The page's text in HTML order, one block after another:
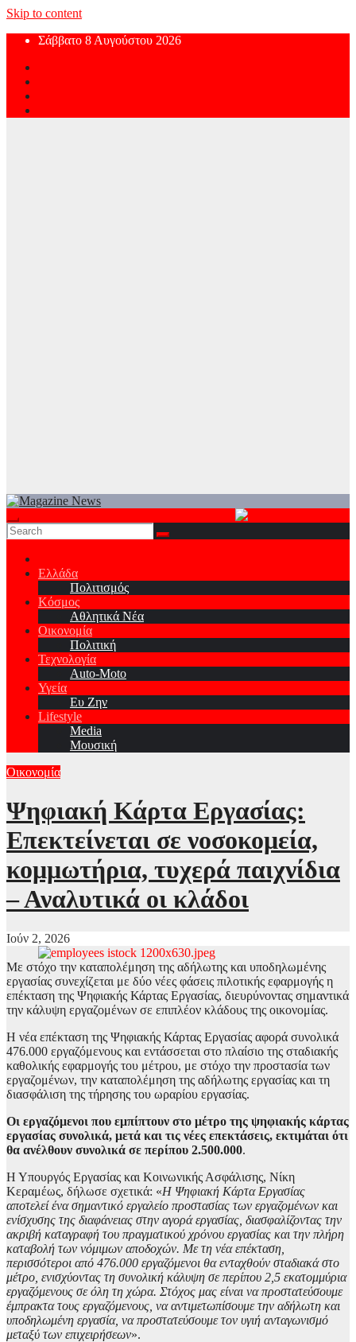
Skip to content
Σάββατο 8 Αυγούστου 2026
Ελλάδα
Πολιτισμός
Κόσμος
Αθλητικά Νέα
Οικονομία
Πολιτική
Τεχνολογία
Auto-Moto
Υγεία
Ευ Ζην
Lifestyle
Media
Μουσική
Οικονομία
Ψηφιακή Κάρτα Εργασίας:
Επεκτείνεται σε νοσοκομεία,
κομμωτήρια, τυχερά παιχνίδια
– Αναλυτικά οι κλάδοι
Ιούν 2, 2026
Με στόχο την καταπολέμηση της αδήλωτης και υποδηλωμένης
εργασίας συνεχίζεται με δύο νέες φάσεις πιλοτικής εφαρμογής η
επέκταση της Ψηφιακής Κάρτας Εργασίας, διευρύνοντας σημαντικά
την κάλυψη εργαζομένων σε επιπλέον κλάδους της οικονομίας.
Η νέα επέκταση της Ψηφιακής Κάρτας Εργασίας αφορά συνολικά
476.000 εργαζόμενους και εντάσσεται στο πλαίσιο της σταδιακής
καθολικής εφαρμογής του μέτρου, με στόχο την προστασία των
εργαζομένων, την καταπολέμηση της αδήλωτης εργασίας και τη
διασφάλιση της τήρησης του ωραρίου εργασίας.
Οι εργαζόμενοι που εμπίπτουν στο μέτρο της ψηφιακής κάρτας
εργασίας συνολικά, μετά και τις νέες επεκτάσεις, εκτιμάται ότι
θα ανέλθουν συνολικά σε περίπου 2.500.000.
Η Υπουργός Εργασίας και Κοινωνικής Ασφάλισης, Νίκη
Κεραμέως, δήλωσε σχετικά: «Η Ψηφιακή Κάρτα Εργασίας
αποτελεί ένα σημαντικό εργαλείο προστασίας των εργαζομένων και
ενίσχυσης της διαφάνειας στην αγορά εργασίας, διασφαλίζοντας την
ακριβή καταγραφή του πραγματικού χρόνου εργασίας και την πλήρη
καταβολή των νόμιμων αποδοχών. Με τη νέα επέκταση,
περισσότεροι από 476.000 εργαζόμενοι θα ενταχθούν σταδιακά στο
μέτρο, ενισχύοντας τη συνολική κάλυψη σε περίπου 2,5 εκατομμύρια
εργαζόμενους σε όλη τη χώρα. Στόχος μας είναι να προστατεύσουμε
έμπρακτα τους εργαζόμενους, να αντιμετωπίσουμε την αδήλωτη και
υποδηλωμένη εργασία, να προστατεύσουμε τον υγιή ανταγωνισμό
μεταξύ των επιχειρήσεων».